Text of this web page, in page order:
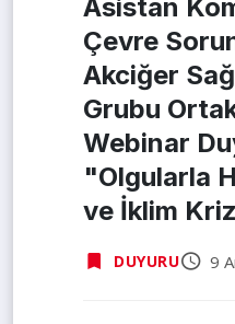
Asistan
Çevre
Akciğer
Grubu
Webinar
"Olgularla
ve İklim
DUYURU 9